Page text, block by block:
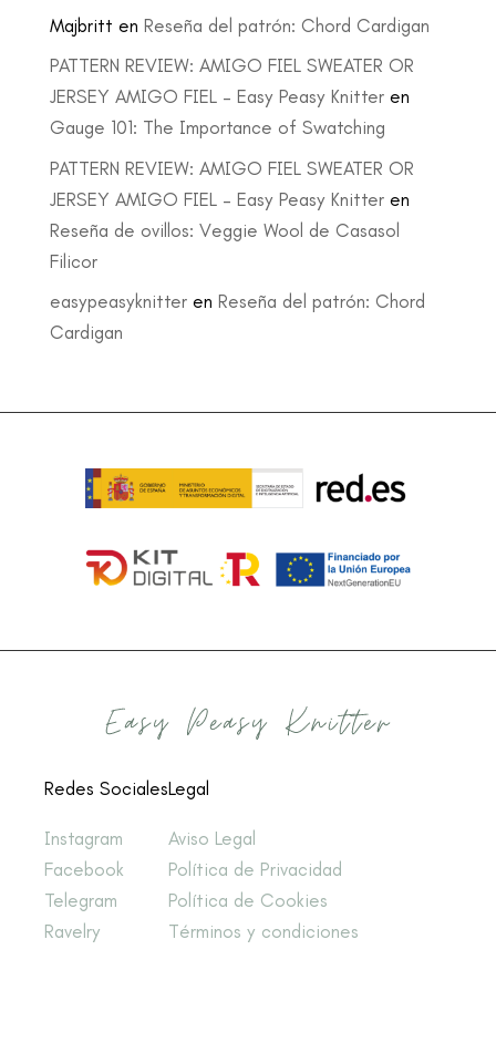
Majbritt en Reseña del patrón: Chord Cardigan
PATTERN REVIEW: AMIGO FIEL SWEATER OR
JERSEY AMIGO FIEL – Easy Peasy Knitteren
Gauge 101: The Importance of Swatching
PATTERN REVIEW: AMIGO FIEL SWEATER OR
JERSEY AMIGO FIEL – Easy Peasy Knitteren
Reseña de ovillos: Veggie Wool de Casasol
Filicor
easypeasyknitteren Reseña del patrón: Chord
Cardigan
Redes Sociales
Instagram
Facebook
Telegram
Ravelry
Legal
Aviso Legal
Política de Privacidad
Política de Cookies
Términos y condiciones